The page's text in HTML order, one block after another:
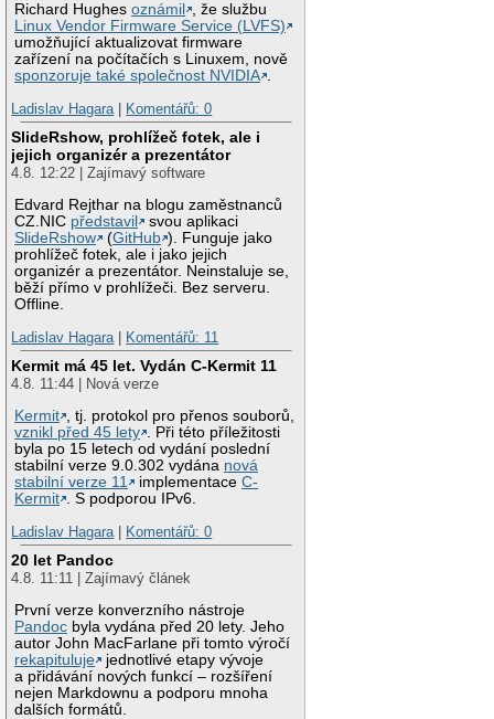
Richard Hughesoznámil
, že službu
Linux Vendor Firmware Service (LVFS)
umožňující aktualizovat firmware
zařízení na počítačích s Linuxem, nově
sponzoruje také společnost NVIDIA .
Ladislav Hagara | Komentářů: 0
SlideRshow, prohlížeč fotek, ale i
jejich organizér a prezentátor
4.8. 12:22 | Zajímavý software
Edvard Rejthar na blogu zaměstnanců
CZ.NIC představil
svou aplikaci
SlideRshow
(GitHub ). Funguje jako
prohlížeč fotek, ale i jako jejich
organizér a prezentátor. Neinstaluje se,
běží přímo v prohlížeči. Bez serveru.
Offline.
Ladislav Hagara | Komentářů: 11
Kermit má 45 let. Vydán C-Kermit 11
4.8. 11:44 | Nová verze
Kermit , tj. protokol pro přenos souborů,
vznikl před 45 lety . Při této příležitosti
byla po 15 letech od vydání poslední
stabilní verze 9.0.302 vydána nová
stabilní verze 11
implementaceC-
Kermit . S podporou IPv6.
Ladislav Hagara | Komentářů: 0
20 let Pandoc
4.8. 11:11 | Zajímavý článek
První verze konverzního nástroje
Pandoc byla vydána před 20 lety. Jeho
autor John MacFarlane při tomto výročí
rekapituluje
jednotlivé etapy vývoje
a přidávání nových funkcí – rozšíření
nejen Markdownu a podporu mnoha
dalších formátů.